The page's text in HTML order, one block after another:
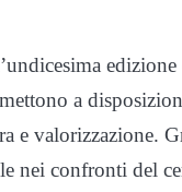
a
e valorizzazione.
nei confronti del